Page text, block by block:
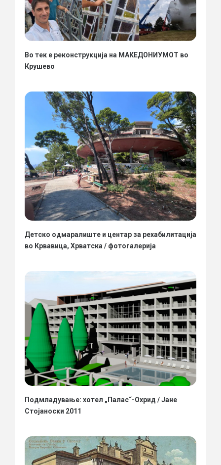
Во тек е реконструкција на МАКЕДОНИУМОТ во
Крушево
Детско одмаралиште и центар за рехабилитација
во Крвавица, Хрватска / фотогалерија
Подмладување: хотел „Палас“-Охрид / Јане
Стојаноски 2011